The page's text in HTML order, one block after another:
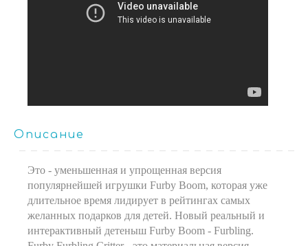
Описание
Это - уменьшенная и упрощенная версия
популярнейшей игрушки Furby Boom, которая уже
длительное время лидирует в рейтингах самых
желанных подарков для детей. Новый реальный и
интерактивный детеныш Furby Boom - Furbling.